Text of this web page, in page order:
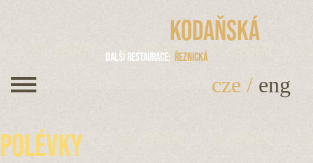
Kodaňská
Další restaurace Řeznická
cze / eng
Polévky